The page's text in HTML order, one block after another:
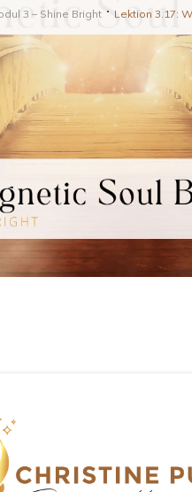
3 – Shine Bright Lektion 3.17: